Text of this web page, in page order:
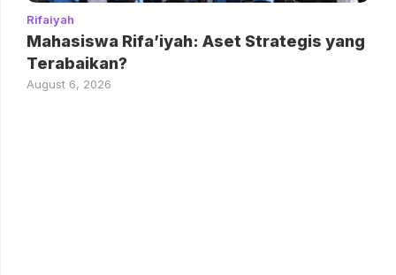
Rifaiyah
Mahasiswa Rifa’iyah: Aset Strategis yang
Terabaikan?
August 6, 2026